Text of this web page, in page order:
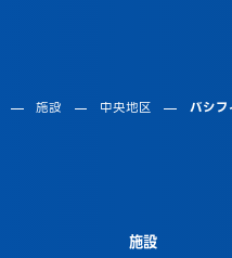
施設 中央地区 パシフ
施設